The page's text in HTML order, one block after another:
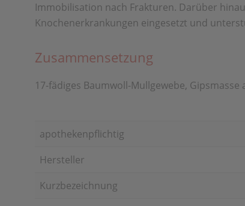
Immobilisation nach Frakturen. Darüber
Knochenerkrankungen eingesetzt und
Zusammensetzung
17-fädiges Baumwoll-Mullgewebe,
apothekenpflichtig
Hersteller
Kurzbezeichnung